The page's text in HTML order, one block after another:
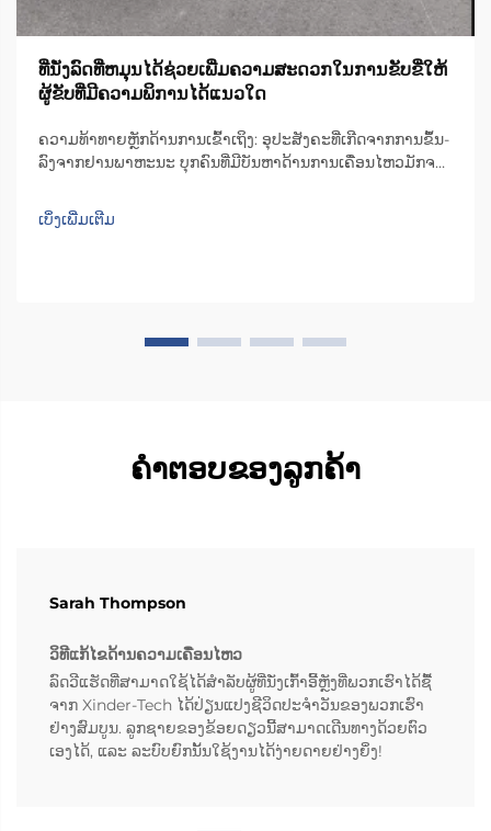
ທີ່ນັ່ງລົດທີ່ຫມຸນໄດ້ຊ່ວຍເພີ່ມຄວາມສະດວກໃນການຂັບຂີ່ໃຫ້
ຜູ້ຂັບທີ່ມີຄວາມພິການໄດ້ແນວໃດ
ຄວາມທ້າທາຍຫຼັກດ້ານການເຂົ້າເຖິງ: ອຸປະສັງຄະທີ່ເກີດຈາກການຂຶ້ນ-
ລົງຈາກຢານພາຫະນະ ບຸກຄົນທີ່ມີບັນຫາດ້ານການເຄື່ອນໄຫວມັກຈະ
ດ້ານໃນຂອງລົດສ່ວນຫຼາຍບໍ່ພຽງພໍ, ສົ່ງຜົນໃຫ້ຜູ້ໃຊ້ຕ້ອງບີບຕົວ ຫຼື ຕື່ນ
ເທິງ...
ເບິ່ງເພີ່ມເຕີມ
ຄໍາຕອບຂອງລູກຄ້າ
Sarah Thompson
ວິທີແກ້ໄຂດ້ານຄວາມເຄື່ອນໄຫວ
ລົດວີແຮັດທີ່ສາມາດໃຊ້ໄດ້ສຳລັບຜູ້ທີ່ນັ່ງເກົ້າອີ້ຫຼັງທີ່ພວກເຮົາໄດ້ຊື້
ຈາກ Xinder-Tech ໄດ້ປ່ຽນແປງຊີວິດປະຈຳວັນຂອງພວກເຮົາ
ຢ່າງສົມບູນ. ລູກຊາຍຂອງຂ້ອຍດຽວນີ້ສາມາດເດີນທາງດ້ວຍຕົວ
ເອງໄດ້, ແລະ ລະບົບຍົກນັ້ນໃຊ້ງານໄດ້ງ່າຍດາຍຢ່າງຍິ່ງ!